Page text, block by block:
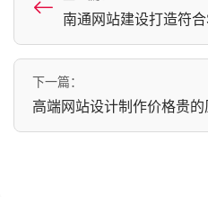
南通网站建设打造符
下一篇：
高端网站设计制作价格贵的